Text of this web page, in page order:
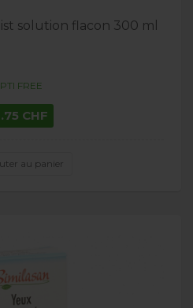
solution flacon 300 ml
FREE
CHF
au panier